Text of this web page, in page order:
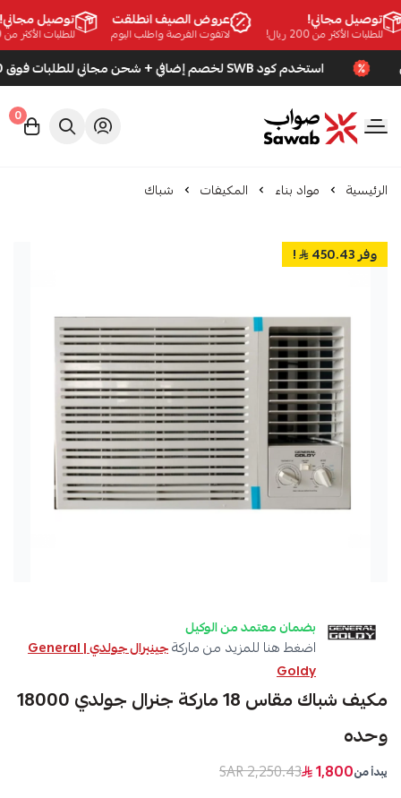
توصيل مجاني!
للطلبات الأكثر من 200 ريال!
عروض الصيف انطلقت
لاتفوت الفرصة واطلب اليوم
توصيل مجاني!
للطلبات الأكثر من 200 ريال!
استخدم كود SWB لخصم إضافي + شحن مجاني للطلبات فوق 200 ريال
صواب
0
الرئيسية مواد بناء المكيفات شباك
وفر 450.43 !
بضمان معتمد من الوكيل
اضغط هنا للمزيد من ماركة
جينيرال جولدي | General
Goldy
مكيف شباك مقاس 18 ماركة جنرال جولدي 18000
وحده
يبدأ من1,800
2,250.43 SAR